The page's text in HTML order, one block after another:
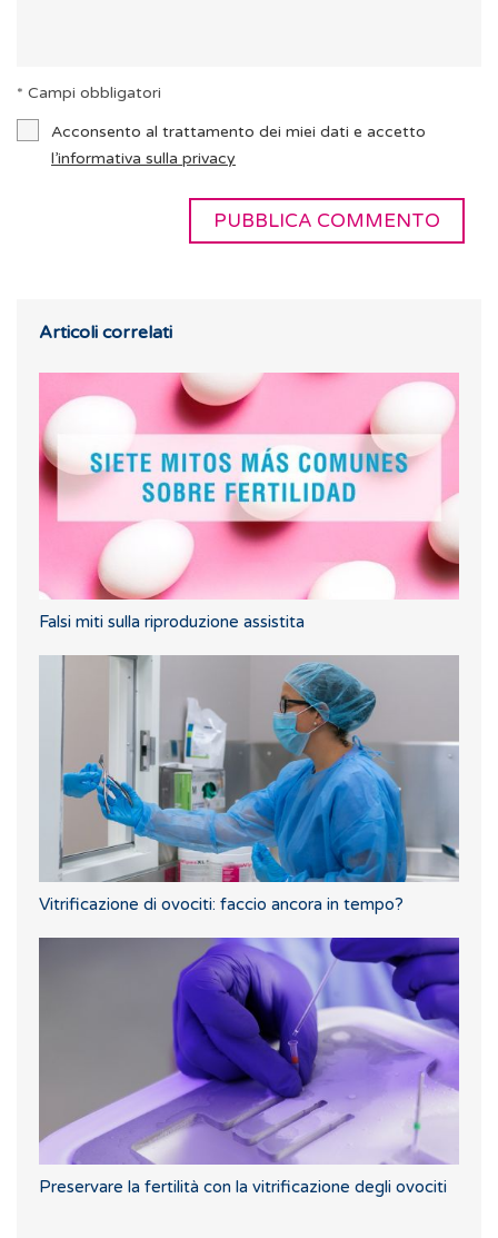
* Campi obbligatori
Acconsento al trattamento dei miei dati e accetto
l’informativa sulla privacy
Articoli correlati
Falsi miti sulla riproduzione assistita
Vitrificazione di ovociti: faccio ancora in tempo?
Preservare la fertilità con la vitrificazione degli ovociti